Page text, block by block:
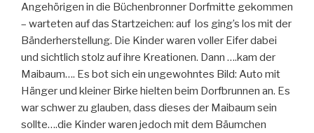
Angehörigen in die Büchenbronner Dorfmitte gekommen
– warteten auf das Startzeichen: auf los ging’s los mit der
Bänderherstellung. Die Kinder waren voller Eifer dabei
und sichtlich stolz auf ihre Kreationen. Dann ….kam der
Maibaum…. Es bot sich ein ungewohntes Bild: Auto mit
Hänger und kleiner Birke hielten beim Dorfbrunnen an. Es
war schwer zu glauben, dass dieses der Maibaum sein
sollte….die Kinder waren jedoch mit dem Bäumchen